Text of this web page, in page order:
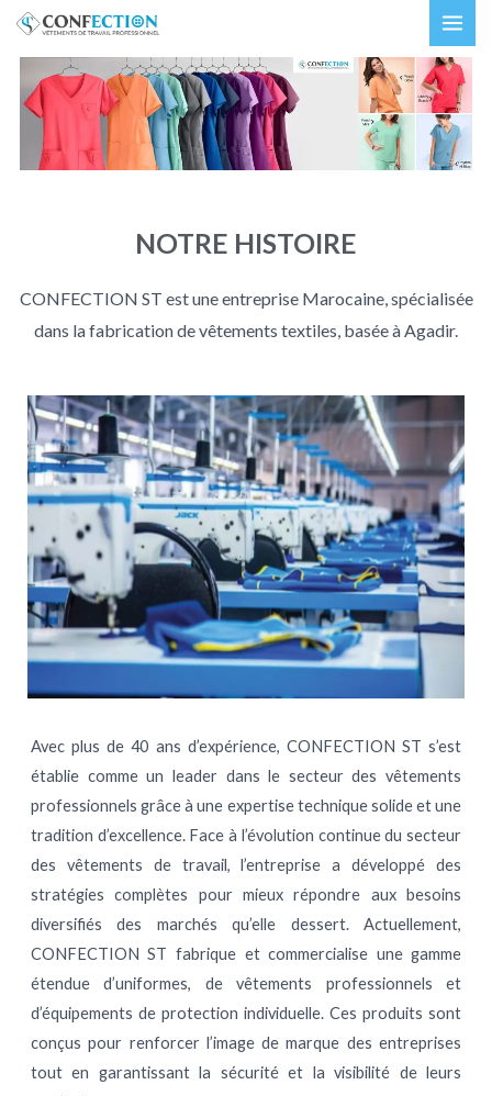
Aller
contenu
NOTRE HISTOIRE
CONFECTION ST est une entreprise Marocaine, spécialisée
dans la fabrication de vêtements textiles, basée à Agadir.
Avec plus de 40 ans d’expérience, CONFECTION ST s’est
établie comme un leader dans le secteur des vêtements
professionnels grâce à une expertise technique solide et une
tradition d’excellence. Face à l’évolution continue du secteur
des vêtements de travail, l’entreprise a développé des
stratégies complètes pour mieux répondre aux besoins
diversifiés des marchés qu’elle dessert. Actuellement,
CONFECTION ST fabrique et commercialise une gamme
étendue d’uniformes, de vêtements professionnels et
d’équipements de protection individuelle. Ces produits sont
conçus pour renforcer l’image de marque des entreprises
tout en garantissant la sécurité et la visibilité de leurs